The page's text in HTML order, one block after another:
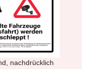
nachdrücklich